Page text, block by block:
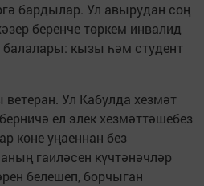
бардылар. Ул авырудан соң
беренче төркем инвалид
балалары: кызы һәм студент
Ул Кабулда хезмәт
ел элек хезмәттәшебез
көне уңаеннан без
гаиләсен күчтәнәчләр
белешеп, борчыган